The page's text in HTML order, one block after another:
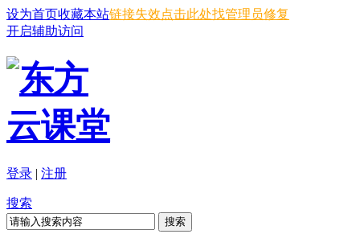
设为首页收藏本站链接失效点击此处找管理员修复
开启辅助访问
登录 | 注册
搜索
搜索